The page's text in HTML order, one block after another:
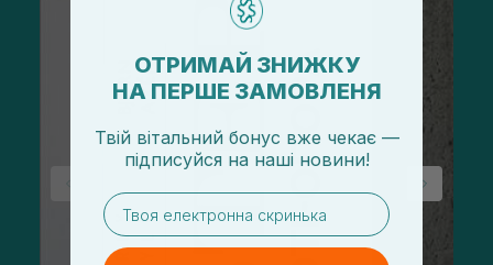
ОТРИМАЙ ЗНИЖКУ
НА ПЕРШЕ ЗАМОВЛЕНЯ
Твій вітальний бонус вже чекає —
підписуйся на наші новини!
email